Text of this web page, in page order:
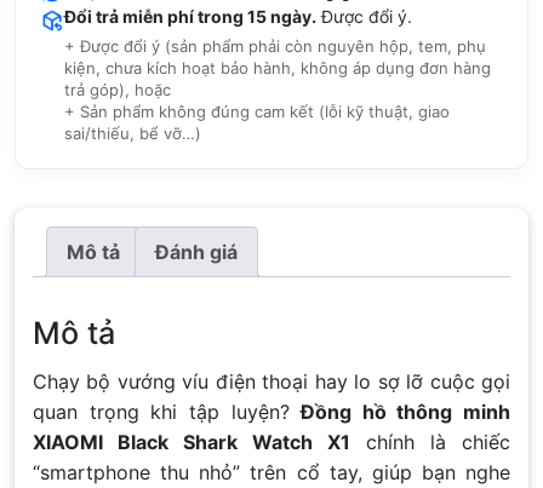
Đổi trả miễn phí trong 15 ngày. Được đổi ý.
+ Được đổi ý (sản phẩm phải còn nguyên hộp, tem, phụ
kiện, chưa kích hoạt bảo hành, không áp dụng đơn hàng
trả góp), hoặc
+ Sản phẩm không đúng cam kết (lỗi kỹ thuật, giao
sai/thiếu, bể vỡ…)
Mô tả Đánh giá
Mô tả
Chạy bộ vướng víu điện thoại hay lo sợ lỡ cuộc gọi
quan trọng khi tập luyện?Đồng hồ thông minh
XIAOMI Black Shark Watch X1 chính là chiếc
“smartphone thu nhỏ” trên cổ tay, giúp bạn nghe